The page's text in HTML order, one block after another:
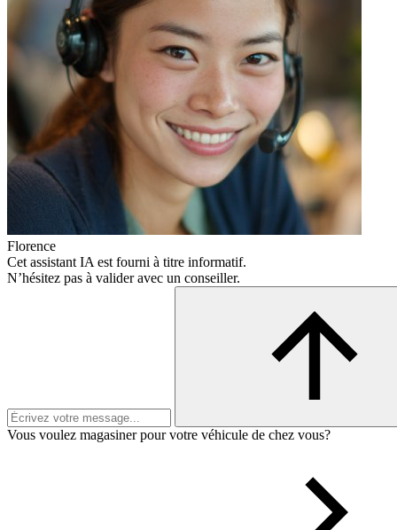
Florence
Cet assistant IA est fourni à titre informatif.
N’hésitez pas à valider avec un conseiller.
Vous voulez magasiner pour votre véhicule de chez vous?